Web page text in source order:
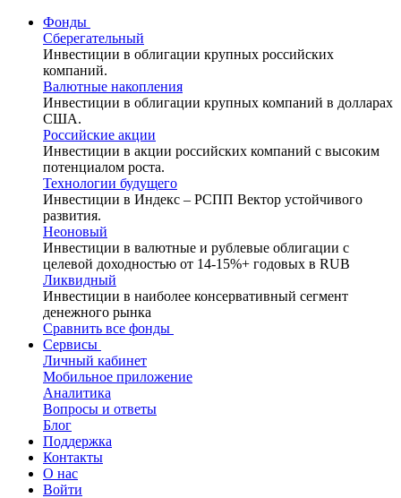
Фонды
Сберегательный
Инвестиции в облигации крупных российских
компаний.
Валютные накопления
Инвестиции в облигации крупных компаний в долларах
США.
Российские акции
Инвестиции в акции российских компаний с высоким
потенциалом роста.
Технологии будущего
Инвестиции в Индекс – РСПП Вектор устойчивого
развития.
Неоновый
Инвестиции в валютные и рублевые облигации с
целевой доходностью от 14-15%+ годовых в RUB
Ликвидный
Инвестиции в наиболее консервативный сегмент
денежного рынка
Сравнить все фонды
Сервисы
Личный кабинет
Мобильное приложение
Аналитика
Вопросы и ответы
Блог
Поддержка
Контакты
О нас
Войти